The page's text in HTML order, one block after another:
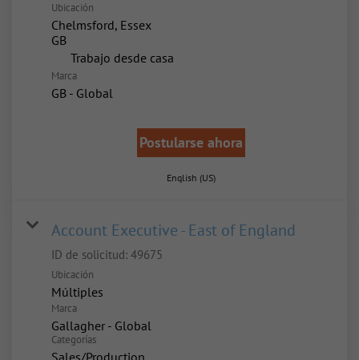
Ubicación
Chelmsford, Essex
inicio
Trabajo desde casa
Marca
GB - Global
Postularse ahora
English (US)
Account Executive - East of England
ID de solicitud: 49675
Ubicación
Múltiples
Marca
Gallagher - Global
Categorías